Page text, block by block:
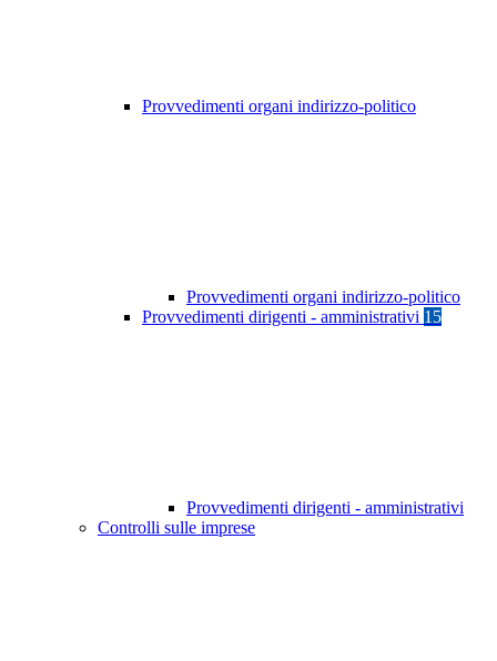
Provvedimenti organi indirizzo-politico
Provvedimenti organi indirizzo-politico
Provvedimenti dirigenti - amministrativi 15
Provvedimenti dirigenti - amministrativi
Controlli sulle imprese